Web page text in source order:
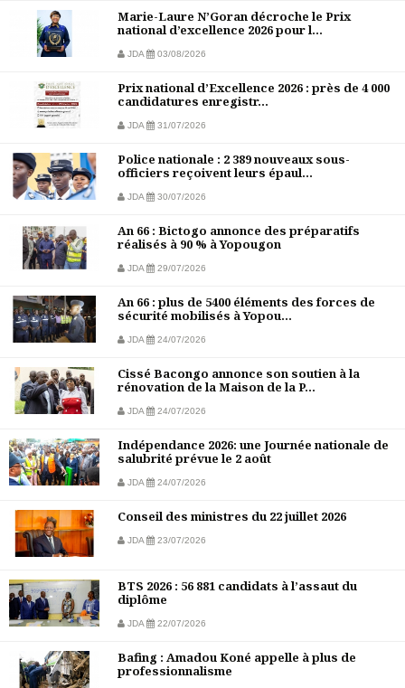
Marie-Laure N’Goran décroche le Prix
national d’excellence 2026 pour l...
JDA 03/08/2026
Prix national d’Excellence 2026 : près de 4 000
candidatures enregistr...
JDA 31/07/2026
Police nationale : 2 389 nouveaux sous-
officiers reçoivent leurs épaul...
JDA 30/07/2026
An 66 : Bictogo annonce des préparatifs
réalisés à 90 % à Yopougon
JDA 29/07/2026
An 66 : plus de 5400 éléments des forces de
sécurité mobilisés à Yopou...
JDA 24/07/2026
Cissé Bacongo annonce son soutien à la
rénovation de la Maison de la P...
JDA 24/07/2026
Indépendance 2026: une Journée nationale de
salubrité prévue le 2 août
JDA 24/07/2026
Conseil des ministres du 22 juillet 2026
JDA 23/07/2026
BTS 2026 : 56 881 candidats à l’assaut du
diplôme
JDA 22/07/2026
Bafing : Amadou Koné appelle à plus de
professionnalisme